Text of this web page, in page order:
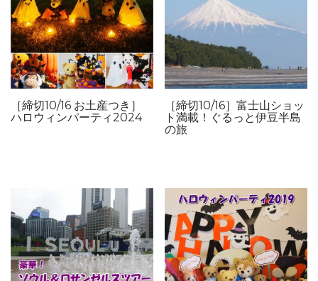
［締切10/16 お土産つき］
ハロウィンパーティ2024
［締切10/16］富士山ショッ
ト満載！ぐるっと伊豆半島
の旅